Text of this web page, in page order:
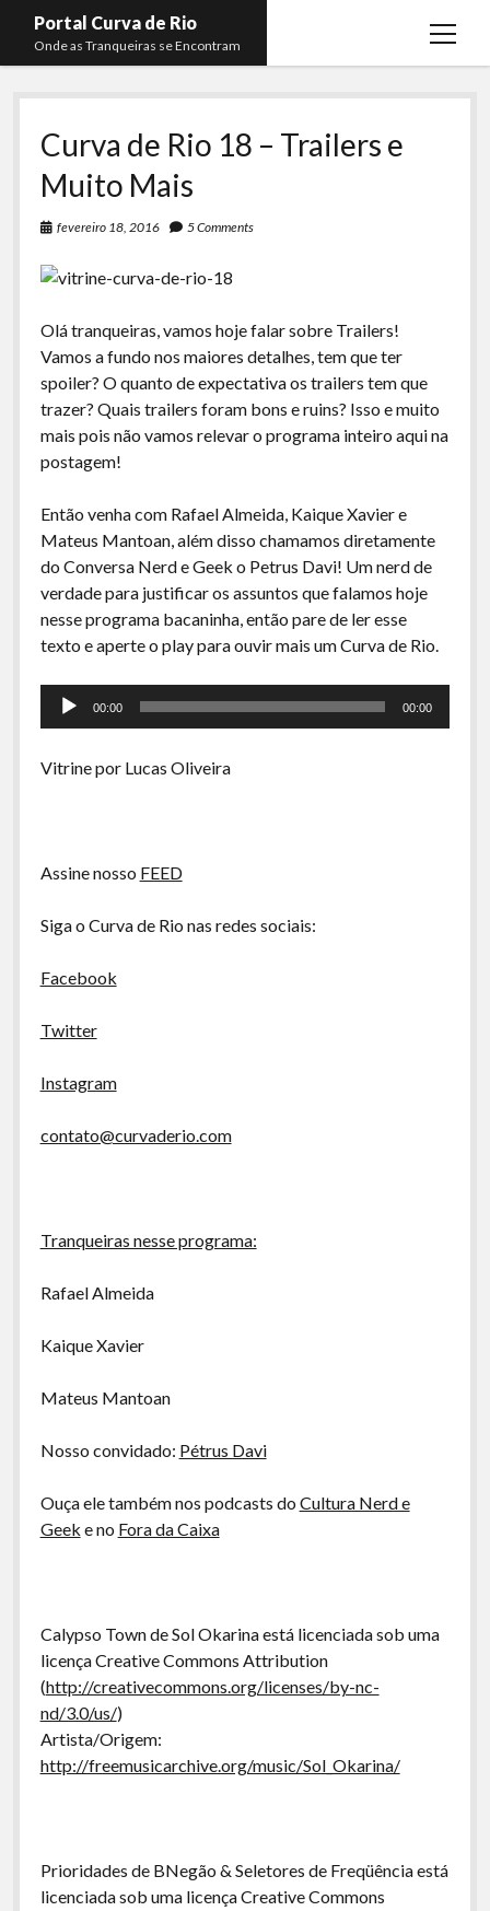
Portal Curva de Rio
Onde as Tranqueiras se Encontram
open
Podcasts open
Curva de Rio
Curva Belas Artes
Curva Classics
Boca do Lixo
Rachão na Beira do RIo
Arquivo CDR
Papo Tranqueira
Especiais
Preliminares
Membros open
Almir Ribeiro
Felype Silva
Mateus Mantoan
Rafael Almeida
twitterfacebookinstagramyoutube
Curva de Rio 18 – Trailers e
Muito Mais
fevereiro 18, 2016 5 Comments
Olá tranqueiras, vamos hoje falar sobre Trailers!
Vamos a fundo nos maiores detalhes, tem que ter
spoiler? O quanto de expectativa os trailers tem que
trazer? Quais trailers foram bons e ruins? Isso e muito
mais pois não vamos relevar o programa inteiro aqui na
postagem!
Então venha com Rafael Almeida, Kaique Xavier e
Mateus Mantoan, além disso chamamos diretamente
do Conversa Nerd e Geek o Petrus Davi! Um nerd de
verdade para justificar os assuntos que falamos hoje
nesse programa bacaninha, então pare de ler esse
texto e aperte o play para ouvir mais um Curva de Rio.
Tocador
00:00 00:00
Vitrine por Lucas Oliveira
Assine nosso FEED
Siga o Curva de Rio nas redes sociais:
Facebook
Twitter
Instagram
contato@curvaderio.com
Tranqueiras nesse programa:
Rafael Almeida
Kaique Xavier
Mateus Mantoan
Nosso convidado: Pétrus Davi
Ouça ele também nos podcasts do Cultura Nerd e
Geek e no Fora da Caixa
Calypso Town de Sol Okarina está licenciada sob uma
licença Creative Commons Attribution
(http://creativecommons.org/licenses/by-nc-
nd/3.0/us/)
Artista/Origem:
http://freemusicarchive.org/music/Sol_Okarina/
Prioridades de BNegão & Seletores de Freqüência está
licenciada sob uma licença Creative Commons